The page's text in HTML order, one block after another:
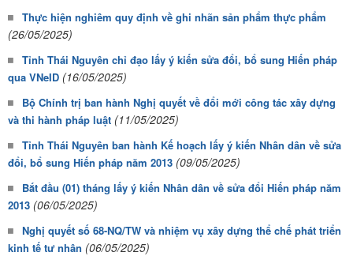
Thực hiện nghiêm quy định về ghi nhãn sản phẩm thực phẩm
(26/05/2025)
Tỉnh Thái Nguyên chỉ đạo lấy ý kiến sửa đổi, bổ sung Hiến pháp
qua VNeID (16/05/2025)
Bộ Chính trị ban hành Nghị quyết về đổi mới công tác xây dựng
và thi hành pháp luật (11/05/2025)
Tỉnh Thái Nguyên ban hành Kế hoạch lấy ý kiến Nhân dân về sửa
đổi, bổ sung Hiến pháp năm 2013 (09/05/2025)
Bắt đầu (01) tháng lấy ý kiến Nhân dân về sửa đổi Hiến pháp năm
2013 (06/05/2025)
Nghị quyết số 68-NQ/TW và nhiệm vụ xây dựng thể chế phát triển
kinh tế tư nhân (06/05/2025)